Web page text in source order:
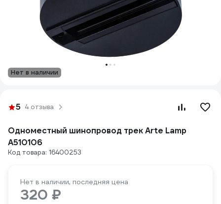
Нет в наличии
5 4 отзыва
Одноместный шинопровод трек Arte Lamp
A510106
Код товара: 16400253
Нет в наличии, последняя цена
320 ₽